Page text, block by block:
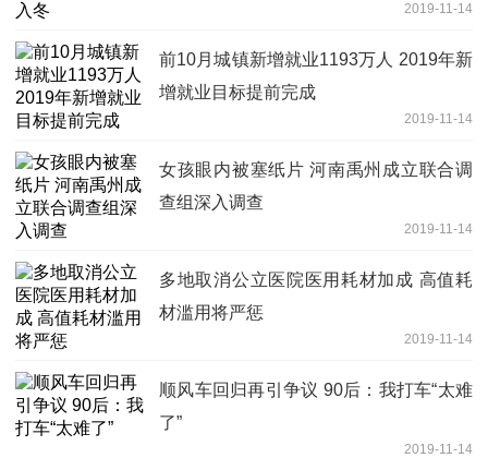
2019-11-14
前10月城镇新增就业1193万人 2019年新
增就业目标提前完成
2019-11-14
女孩眼内被塞纸片 河南禹州成立联合调
查组深入调查
2019-11-14
多地取消公立医院医用耗材加成 高值耗
材滥用将严惩
2019-11-14
顺风车回归再引争议 90后：我打车“太难
了”
2019-11-14